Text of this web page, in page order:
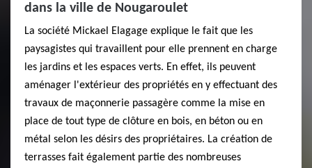
dans la ville de Nougaroulet
La société Mickael Elagage explique le fait que les
paysagistes qui travaillent pour elle prennent en charge
les jardins et les espaces verts. En effet, ils peuvent
aménager l'extérieur des propriétés en y effectuant des
travaux de maçonnerie passagère comme la mise en
place de tout type de clôture en bois, en béton ou en
métal selon les désirs des propriétaires. La création de
terrasses fait également partie des nombreuses